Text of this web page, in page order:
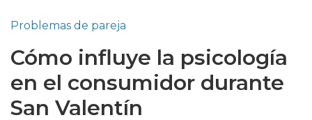
Problemas de pareja
Cómo influye la psicología
en el consumidor durante
San Valentín